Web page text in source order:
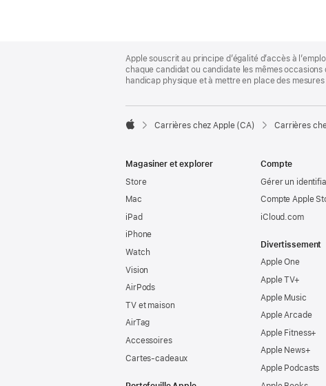
Footer
Apple souscrit au principe d’égalité d’accès à
chaque candidat ou candidate les mêmes
handicap physique et à mettre en place des

Carrières chez Apple (CA) Carrières
Magasiner et explorer
Store
Mac
iPad
iPhone
Watch
Vision
AirPods
TV et maison
AirTag
Accessoires
Cartes-cadeaux
Compte
Gérer un
Compte Apple
iCloud.com
Divertissement
Apple One
Apple TV+
Apple Music
Apple Arcade
Apple Fitness+
Apple News+
Apple Podcasts